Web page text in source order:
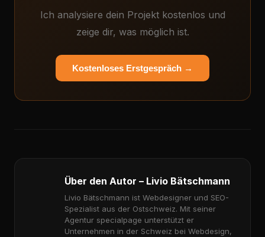
Ich analysiere dein Projekt kostenlos und
zeige dir, was möglich ist.
Kostenloses Erstgespräch →
Über den Autor – Livio Bätschmann
Livio Bätschmann ist Webdesigner und SEO-
Spezialist aus der Ostschweiz. Mit seiner
Agentur specialpage unterstützt er
Unternehmen in der Schweiz bei Webdesign,